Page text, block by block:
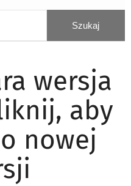
wersja
aby
nowej